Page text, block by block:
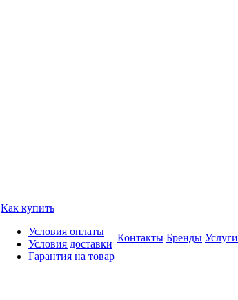
Как купить
Условия оплаты
Условия доставки
Гарантия на товар
Контакты Бренды Услуги